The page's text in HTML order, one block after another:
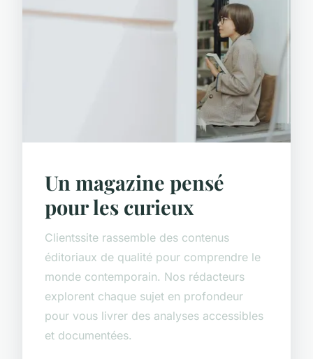
Un magazine pensé
pour les curieux
Clientssite rassemble des contenus
éditoriaux de qualité pour comprendre le
monde contemporain. Nos rédacteurs
explorent chaque sujet en profondeur
pour vous livrer des analyses accessibles
et documentées.